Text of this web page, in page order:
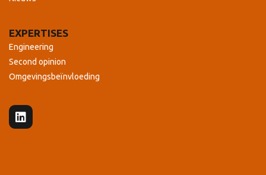
EXPERTISES
Engineering
Second opinion
Omgevingsbeïnvloeding